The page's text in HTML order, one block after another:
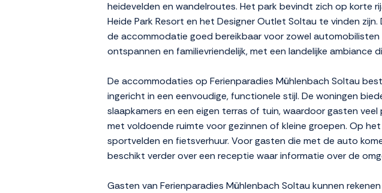
heidevelden en wandelroutes. Het park bevindt zich op korte
Heide Park Resort en het Designer Outlet Soltau te vinden
de accommodatie goed bereikbaar voor zowel
ontspannen en familievriendelijk, met een landelijke ambiance
De accommodaties op Ferienparadies Mühlenbach Soltau
ingericht in een eenvoudige, functionele stijl. De woningen
slaapkamers en een eigen terras of tuin, waardoor gasten
met voldoende ruimte voor gezinnen of kleine groepen. Op
sportvelden en fietsverhuur. Voor gasten die met de auto
beschikt verder over een receptie waar informatie over de
Gasten van Ferienparadies Mühlenbach Soltau kunnen